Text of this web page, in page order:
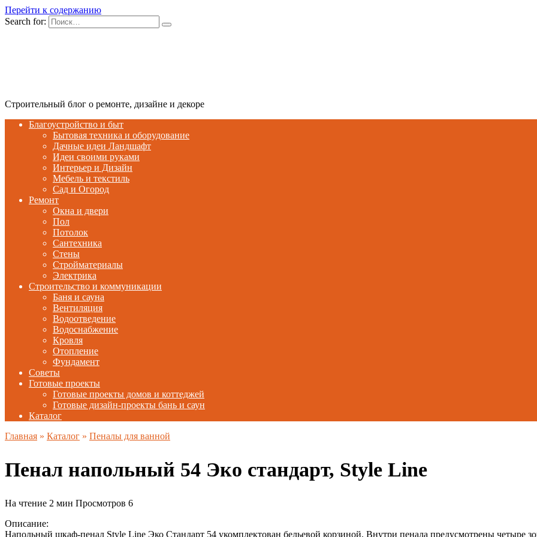
Перейти к содержанию
Search for:
Строительный блог о ремонте, дизайне и декоре
Благоустройство и быт
Бытовая техника и оборудование
Дачные идеи Ландшафт
Идеи своими руками
Интерьер и Дизайн
Мебель и текстиль
Сад и Огород
Ремонт
Окна и двери
Пол
Потолок
Сантехника
Стены
Стройматериалы
Электрика
Строительство и коммуникации
Баня и сауна
Вентиляция
Водоотведение
Водоснабжение
Кровля
Отопление
Фундамент
Советы
Готовые проекты
Готовые проекты домов и коттеджей
Готовые дизайн-проекты бань и саун
Каталог
Главная » Каталог » Пеналы для ванной
Пенал напольный 54 Эко стандарт, Style Line
На чтение 2 мин Просмотров 6
Описание:
Напольный шкаф-пенал Style Line Эко Стандарт 54 укомплектован бельевой корзиной. Внутри пенала предусмотрены четыре